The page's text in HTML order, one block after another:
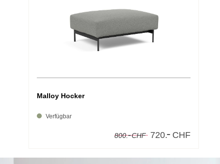
Malloy Hocker
Verfügbar
800.-CHF 720.
- CHF